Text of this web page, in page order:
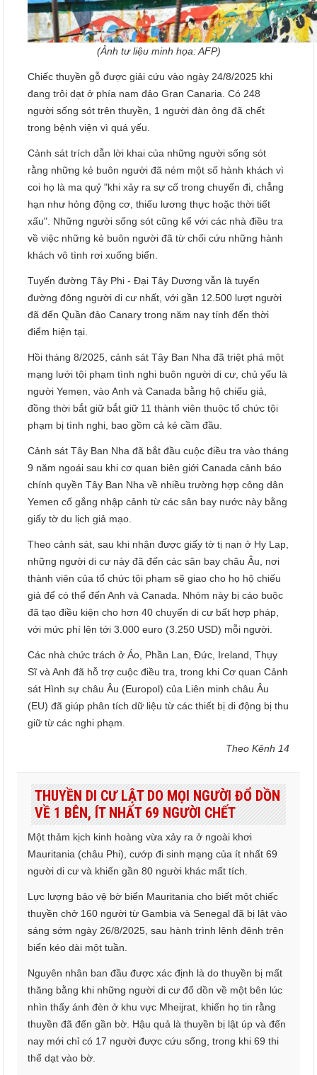
(Ảnh tư liệu minh họa: AFP)
Chiếc thuyền gỗ được giải cứu vào ngày 24/8/2025 khi
đang trôi dạt ở phía nam đảo Gran Canaria. Có 248
người sống sót trên thuyền, 1 người đàn ông đã chết
trong bệnh viện vì quá yếu.
Cảnh sát trích dẫn lời khai của những người sống sót
rằng những kẻ buôn người đã ném một số hành khách vì
coi họ là ma quỷ "khi xảy ra sự cố trong chuyến đi, chẳng
hạn như hỏng động cơ, thiếu lương thực hoặc thời tiết
xấu". Những người sống sót cũng kể với các nhà điều tra
về việc những kẻ buôn người đã từ chối cứu những hành
khách vô tình rơi xuống biển.
Tuyến đường Tây Phi - Đại Tây Dương vẫn là tuyến
đường đông người di cư nhất, với gần 12.500 lượt người
đã đến Quần đảo Canary trong năm nay tính đến thời
điểm hiện tại.
Hồi tháng 8/2025, cảnh sát Tây Ban Nha đã triệt phá một
mạng lưới tội phạm tình nghi buôn người di cư, chủ yếu là
người Yemen, vào Anh và Canada bằng hộ chiếu giả,
đồng thời bắt giữ bắt giữ 11 thành viên thuộc tổ chức tội
phạm bị tình nghi, bao gồm cả kẻ cầm đầu.
Cảnh sát Tây Ban Nha đã bắt đầu cuộc điều tra vào tháng
9 năm ngoái sau khi cơ quan biên giới Canada cảnh báo
chính quyền Tây Ban Nha về nhiều trường hợp công dân
Yemen cố gắng nhập cảnh từ các sân bay nước này bằng
giấy tờ du lịch giả mạo.
Theo cảnh sát, sau khi nhận được giấy tờ tị nạn ở Hy Lạp,
những người di cư này đã đến các sân bay châu Âu, nơi
thành viên của tổ chức tội phạm sẽ giao cho họ hộ chiếu
giả để có thể đến Anh và Canada. Nhóm này bị cáo buộc
đã tạo điều kiện cho hơn 40 chuyến di cư bất hợp pháp,
với mức phí lên tới 3.000 euro (3.250 USD) mỗi người.
Các nhà chức trách ở Áo, Phần Lan, Đức, Ireland, Thụy
Sĩ và Anh đã hỗ trợ cuộc điều tra, trong khi Cơ quan Cảnh
sát Hình sự châu Âu (Europol) của Liên minh châu Âu
(EU) đã giúp phân tích dữ liệu từ các thiết bị di động bị thu
giữ từ các nghi phạm.
Theo Kênh 14
THUYỀN DI CƯ LẬT DO MỌI NGƯỜI ĐỔ DỒN
VỀ 1 BÊN, ÍT NHẤT 69 NGƯỜI CHẾT
Một thảm kịch kinh hoàng vừa xảy ra ở ngoài khơi
Mauritania (châu Phi), cướp đi sinh mạng của ít nhất 69
người di cư và khiến gần 80 người khác mất tích.
Lực lượng bảo vệ bờ biển Mauritania cho biết một chiếc
thuyền chở 160 người từ Gambia và Senegal đã bị lật vào
sáng sớm ngày 26/8/2025, sau hành trình lênh đênh trên
biển kéo dài một tuần.
Nguyên nhân ban đầu được xác định là do thuyền bị mất
thăng bằng khi những người di cư đổ dồn về một bên lúc
nhìn thấy ánh đèn ở khu vực Mheijrat, khiến họ tin rằng
thuyền đã đến gần bờ. Hậu quả là thuyền bị lật úp và đến
nay mới chỉ có 17 người được cứu sống, trong khi 69 thi
thể dạt vào bờ.